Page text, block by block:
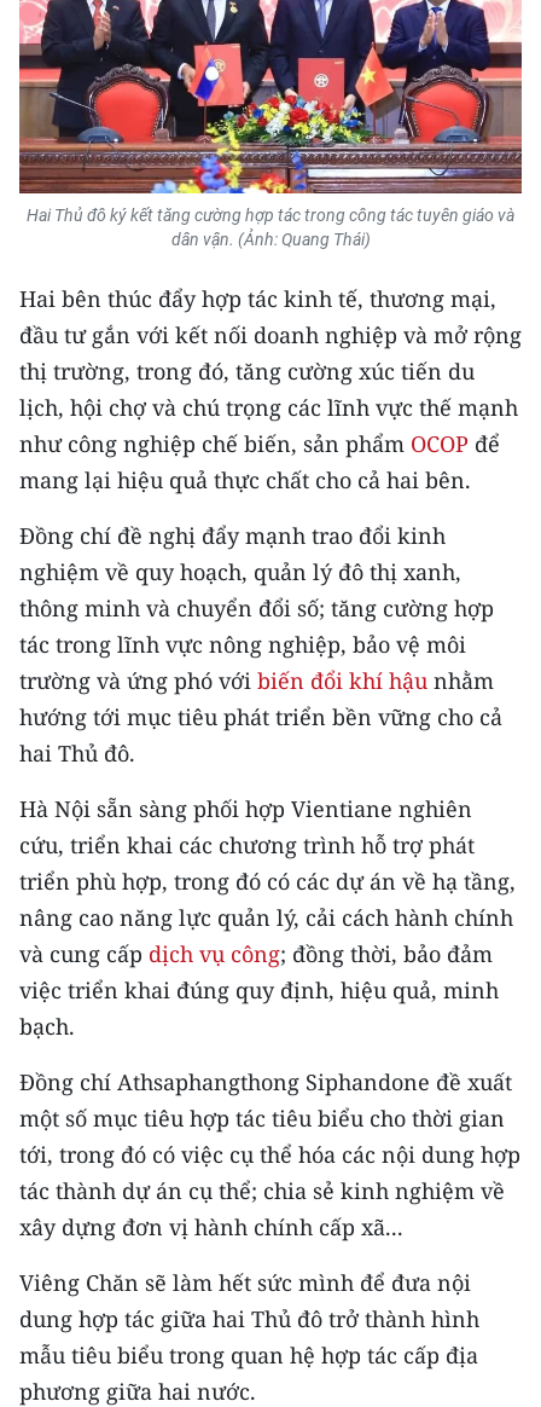
ENGLISH
中文
FRANÇAIS
РУССКИЙ
한국어
Hai Thủ đô ký kết tăng cường hợp tác trong công tác tuyên giáo và
dân vận. (Ảnh: Quang Thái)
Hai bên thúc đẩy hợp tác kinh tế, thương mại,
đầu tư gắn với kết nối doanh nghiệp và mở rộng
thị trường, trong đó, tăng cường xúc tiến du
lịch, hội chợ và chú trọng các lĩnh vực thế mạnh
như công nghiệp chế biến, sản phẩm OCOP để
mang lại hiệu quả thực chất cho cả hai bên.
Đồng chí đề nghị đẩy mạnh trao đổi kinh
nghiệm về quy hoạch, quản lý đô thị xanh,
thông minh và chuyển đổi số; tăng cường hợp
tác trong lĩnh vực nông nghiệp, bảo vệ môi
trường và ứng phó với biến đổi khí hậu nhằm
hướng tới mục tiêu phát triển bền vững cho cả
hai Thủ đô.
Hà Nội sẵn sàng phối hợp Vientiane nghiên
cứu, triển khai các chương trình hỗ trợ phát
triển phù hợp, trong đó có các dự án về hạ tầng,
nâng cao năng lực quản lý, cải cách hành chính
và cung cấp dịch vụ công; đồng thời, bảo đảm
việc triển khai đúng quy định, hiệu quả, minh
bạch.
Đồng chí Athsaphangthong Siphandone đề xuất
một số mục tiêu hợp tác tiêu biểu cho thời gian
tới, trong đó có việc cụ thể hóa các nội dung hợp
tác thành dự án cụ thể; chia sẻ kinh nghiệm về
xây dựng đơn vị hành chính cấp xã...
Viêng Chăn sẽ làm hết sức mình để đưa nội
dung hợp tác giữa hai Thủ đô trở thành hình
mẫu tiêu biểu trong quan hệ hợp tác cấp địa
phương giữa hai nước.